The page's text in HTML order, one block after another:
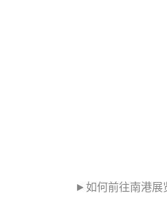
►如何前往南港展